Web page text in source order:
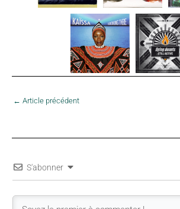
← Article précédent
S'abonner